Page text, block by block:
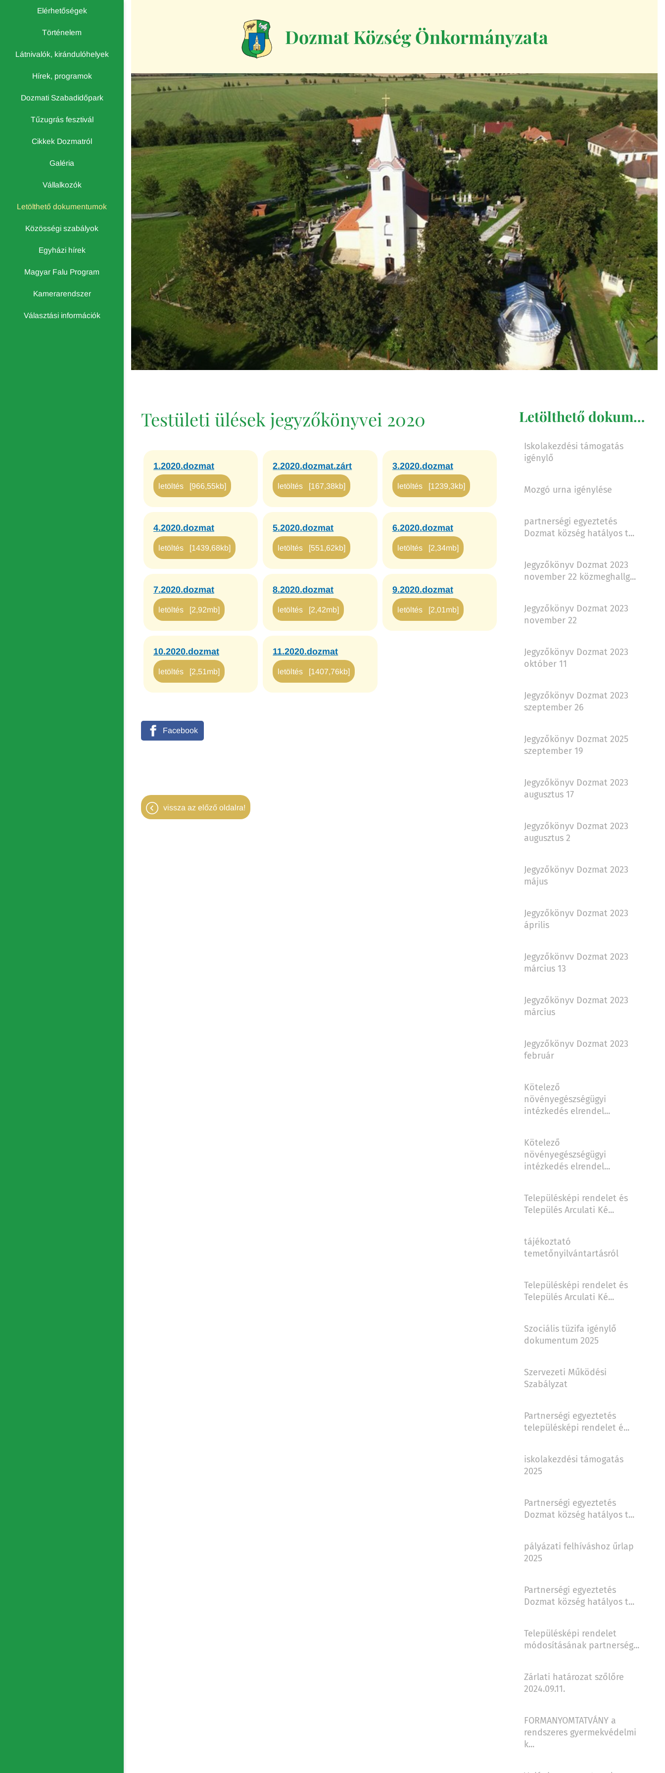
Elérhetőségek
Történelem
Látnivalók, kirándulóhelyek
Hírek, programok
Dozmati Szabadidőpark
Tűzugrás fesztivál
Cikkek Dozmatról
Galéria
Vállalkozók
Letölthető dokumentumok
Közösségi szabályok
Egyházi hírek
Magyar Falu Program
Kamerarendszer
Választási információk
Dozmat Község Önkormányzata
Letölthető dokumentumok
Iskolakezdési támogatás
igénylő
Mozgó urna igénylése
partnerségi egyeztetés
Dozmat község hatályos t...
Jegyzőkönyv Dozmat 2023
november 22 közmeghallg...
Jegyzőkönyv Dozmat 2023
november 22
Jegyzőkönyv Dozmat 2023
október 11
Jegyzőkönyv Dozmat 2023
szeptember 26
Jegyzőkönyv Dozmat 2025
szeptember 19
Jegyzőkönyv Dozmat 2023
augusztus 17
Jegyzőkönyv Dozmat 2023
augusztus 2
Jegyzőkönyv Dozmat 2023
május
Jegyzőkönyv Dozmat 2023
április
Jegyzőkönvv Dozmat 2023
március 13
Jegyzőkönyv Dozmat 2023
március
Jegyzőkönyv Dozmat 2023
február
Kötelező
növényegészségügyi
intézkedés elrendel...
Kötelező
növényegészségügyi
intézkedés elrendel...
Településképi rendelet és
Település Arculati Ké...
tájékoztató
temetőnyilvántartásról
Településképi rendelet és
Település Arculati Ké...
Szociális tüzifa igénylő
dokumentum 2025
Szervezeti Működési
Szabályzat
Partnerségi egyeztetés
településképi rendelet é...
iskolakezdési támogatás
2025
Partnerségi egyeztetés
Dozmat község hatályos t...
pályázati felhíváshoz űrlap
2025
Partnerségi egyeztetés
Dozmat község hatályos t...
Településképi rendelet
módosításának partnerség...
Zárlati határozat szőlőre
2024.09.11.
FORMANYOMTATVÁNY a
rendszeres gyermekvédelmi
k...
Testületi ülések jegyzőkönyvei 2020
1.2020.dozmat
letöltés [966,55kb]
2.2020.dozmat.zárt
letöltés [167,38kb]
3.2020.dozmat
letöltés [1239,3kb]
4.2020.dozmat
letöltés [1439,68kb]
5.2020.dozmat
letöltés [551,62kb]
6.2020.dozmat
letöltés [2,34mb]
7.2020.dozmat
letöltés [2,92mb]
8.2020.dozmat
letöltés [2,42mb]
9.2020.dozmat
letöltés [2,01mb]
10.2020.dozmat
letöltés [2,51mb]
11.2020.dozmat
letöltés [1407,76kb]
Facebook
vissza az előző oldalra!